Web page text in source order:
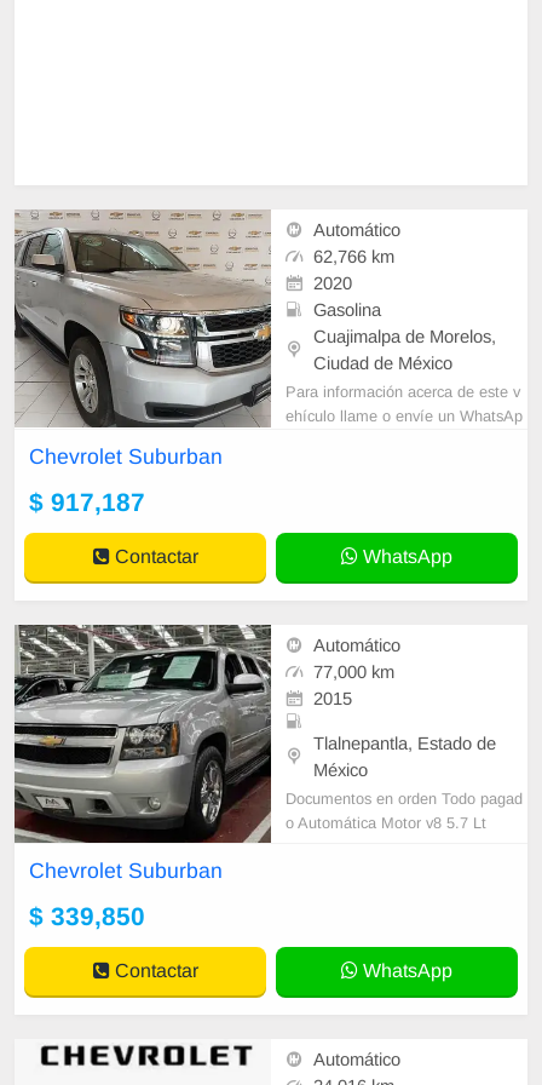
Automático
62,766 km
2020
Gasolina
Cuajimalpa de Morelos,
Ciudad de México
Para información acerca de este v
ehículo llame o envíe un WhatsAp
Chevrolet Suburban
$ 917,187
Contactar WhatsApp
Automático
77,000 km
2015
Tlalnepantla, Estado de
México
Documentos en orden Todo pagad
o Automática Motor v8 5.7 Lt
Chevrolet Suburban
$ 339,850
Contactar WhatsApp
Automático